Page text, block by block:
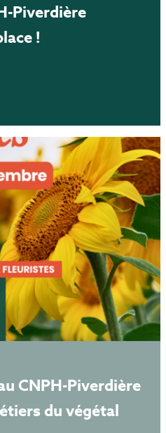
Piverdière
!
CNPH-Piverdière
du végétal